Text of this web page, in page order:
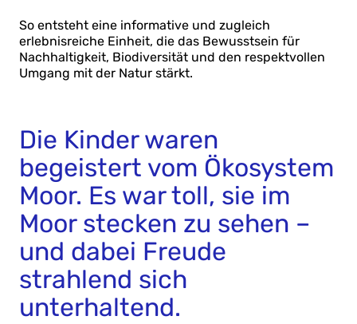
So entsteht eine informative und zugleich
erlebnisreiche Einheit, die das Bewusstsein für
Nachhaltigkeit, Biodiversität und den respektvollen
Umgang mit der Natur stärkt.
Die Kinder waren
begeistert vom Ökosystem
Moor. Es war toll, sie im
Moor stecken zu sehen –
und dabei Freude
strahlend sich
unterhaltend.